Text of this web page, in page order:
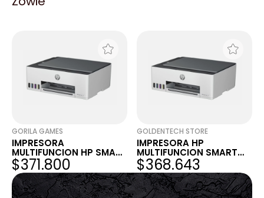
GORILA GAMES
IMPRESORA
MULTIFUNCION HP SMART
TANK 520
$371.800
GOLDENTECH STORE
IMPRESORA HP
MULTIFUNCION SMART
TANK 520
$368.643